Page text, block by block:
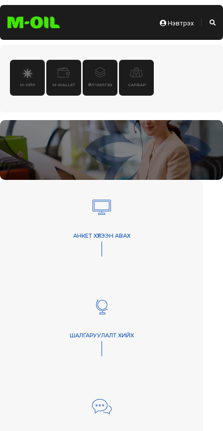
Нэвтрэх
М-ОЙЛ M-WALLET ҮЙЛЧИЛГЭЭ САЛБАР
АНКЕТ ХҮЛЭЭН АВАХ
ШАЛГАРУУЛАЛТ ХИЙХ